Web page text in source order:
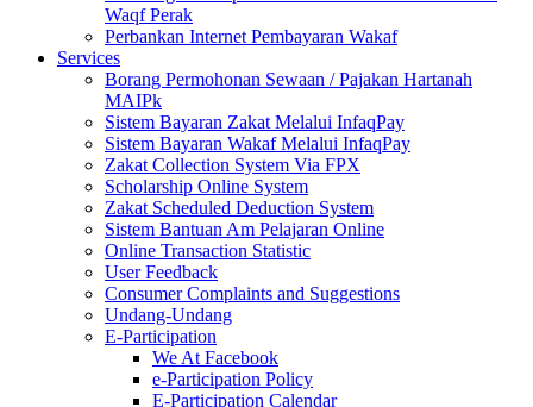
Waqf Perak
Perbankan Internet Pembayaran Wakaf
Services
Borang Permohonan Sewaan / Pajakan Hartanah
MAIPk
Sistem Bayaran Zakat Melalui InfaqPay
Sistem Bayaran Wakaf Melalui InfaqPay
Zakat Collection System Via FPX
Scholarship Online System
Zakat Scheduled Deduction System
Sistem Bantuan Am Pelajaran Online
Online Transaction Statistic
User Feedback
Consumer Complaints and Suggestions
Undang-Undang
E-Participation
We At Facebook
e-Participation Policy
E-Participation Calendar